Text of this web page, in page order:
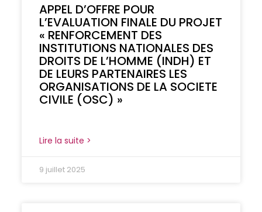
APPEL D’OFFRE POUR
L’EVALUATION FINALE DU PROJET
« RENFORCEMENT DES
INSTITUTIONS NATIONALES DES
DROITS DE L’HOMME (INDH) ET
DE LEURS PARTENAIRES LES
ORGANISATIONS DE LA SOCIETE
CIVILE (OSC) »
Lire la suite >
9 juillet 2025